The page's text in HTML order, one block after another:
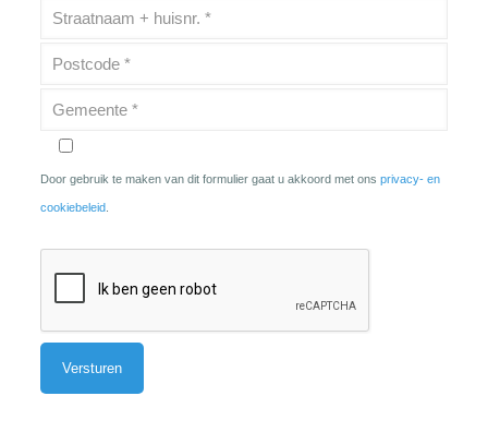
Door gebruik te maken van dit formulier gaat u akkoord met ons privacy- en
cookiebeleid.